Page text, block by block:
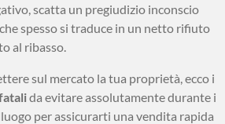
scatta un pregiudizio inconscio
spesso si traduce in un netto rifiuto
al ribasso.
sul mercato la tua proprietà, ecco i
da evitare assolutamente durante i
per assicurarti una vendita rapida